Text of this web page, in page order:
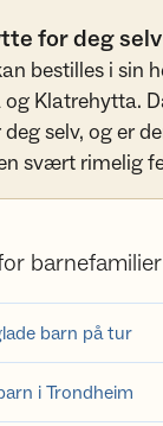
for deg selv
bestilles i sin
Klatrehytta.
selv, og er
svært rimelig
barnefamilier
barn på tur
i Trondheim